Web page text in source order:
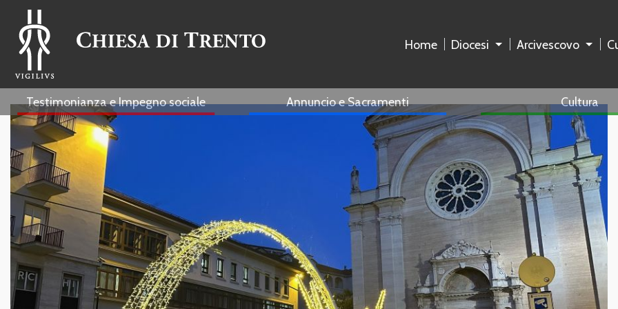
Home Diocesi Arcivescovo
Testimonianza e Impegno sociale Annuncio e Sacramenti Cultura